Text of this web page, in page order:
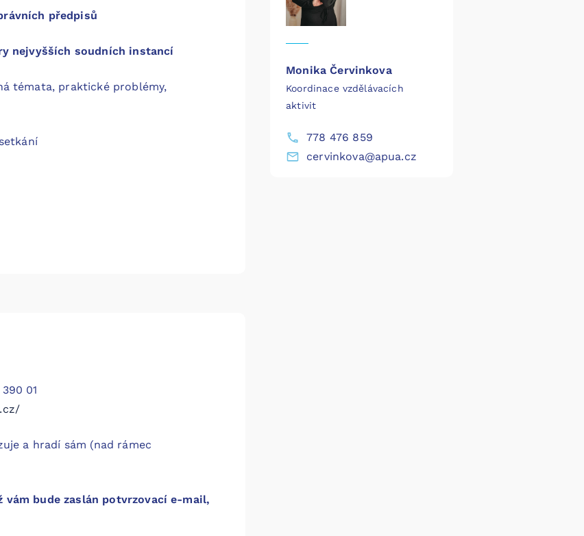
předpisů
nejvyšších soudních instancí
témata, praktické problémy,
01
a hradí sám (nad rámec
bude zaslán potvrzovací e-mail,
Monika Červinkova
Koordinace vzdělávacích
aktivit
778 476 859
cervinkova@apua.cz